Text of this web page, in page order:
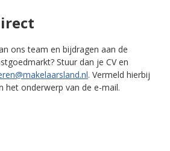
ons team en bijdragen aan de
Stuur dan je CV en
. Vermeld hierbij
het onderwerp van de e-mail.